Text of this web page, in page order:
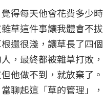
得每天他會花費多少
草這件事讓我體會不
還很淺，讓草長了四
，最終都被雜草打敗
他做不到，就放棄了
聊起這「草的管理」